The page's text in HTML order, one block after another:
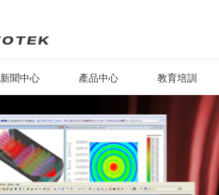
新聞中心 產品中心 教育培訓